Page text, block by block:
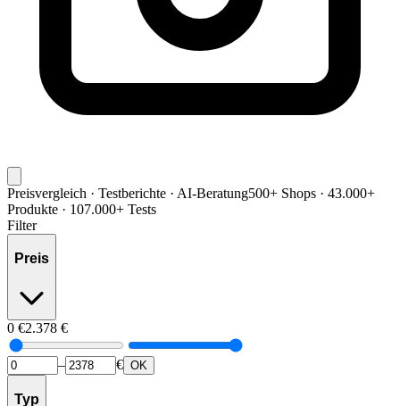
Preisvergleich · Testberichte · AI-Beratung500+ Shops · 43.000+
Produkte · 107.000+ Tests
Filter
Preis
0 €2.378 €
– € OK
Typ